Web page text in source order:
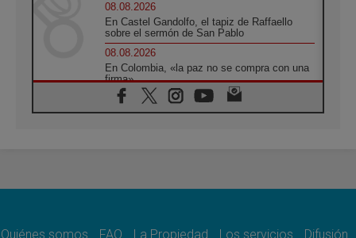
08.08.2026
En Castel Gandolfo, el tapiz de Raffaello
sobre el sermón de San Pablo
08.08.2026
En Colombia, «la paz no se compra con una
firma»
08.08.2026
En Venezuela celebraron los 416 años del
08.08.2026
Quiénes somos FAQ La Propiedad Los servicios Difusión